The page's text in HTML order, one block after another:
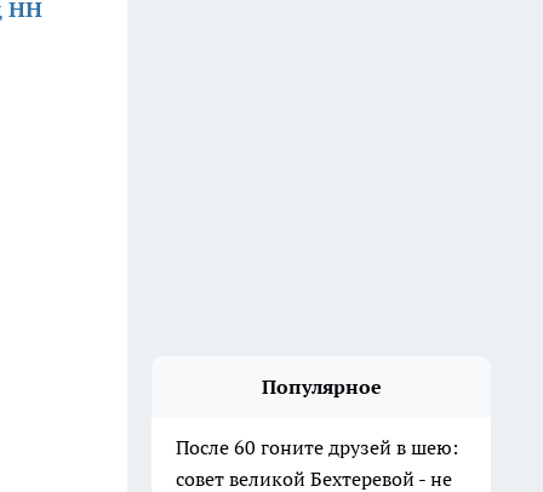
НН
Популярное
После 60 гоните друзей в шею:
совет великой Бехтеревой - не